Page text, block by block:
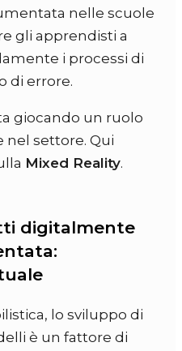
nelle scuole
gli apprendisti a
i processi di
di errore.
giocando un ruolo
settore. Qui
Mixed Reality.
digitalmente
lo sviluppo di
è un fattore di